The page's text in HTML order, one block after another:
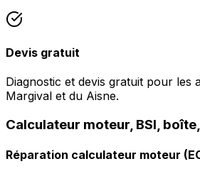
Devis gratuit
Diagnostic et devis gratuit pour les
Margival et du Aisne.
Calculateur moteur, BSI,
Réparation calculateur moteur